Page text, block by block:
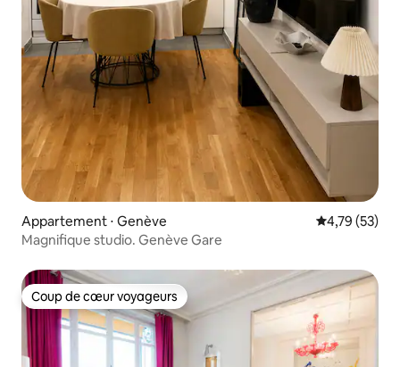
Appartement ⋅ Genève Évaluation
4,79 (53)
Magnifique studio. Genève Gare
Coup de cœur voyageurs
Coup de cœur voyageurs